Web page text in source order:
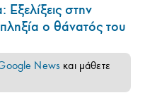
στην
ο θάνατός του
News και μάθετε